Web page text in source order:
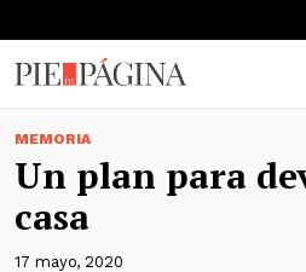
MEMORIA
Un plan para
casa
17 mayo, 2020